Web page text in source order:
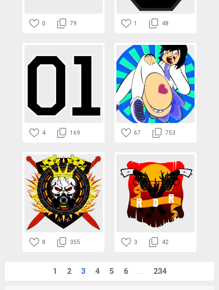
0 79 1 48
4 169 67 753
8 355 3 42
1 2 3 4 5 6 ... 234